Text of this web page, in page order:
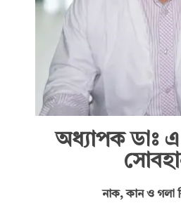
অধ্যাপক ডাঃ
নাক, কান ও গলা